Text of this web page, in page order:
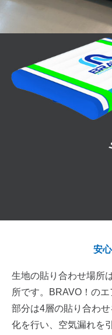
安
生地の貼り合わせ場所
所です。BRAVO！の
部分は4層の貼り合わ
化を行い、空気漏れを